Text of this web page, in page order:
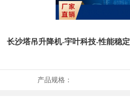
长沙塔吊升降机-宇叶科技-性能稳定
产品规格：